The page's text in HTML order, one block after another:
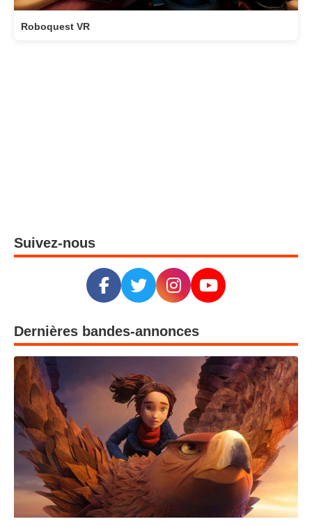
Roboquest VR
Suivez-nous
Dernières bandes-annonces